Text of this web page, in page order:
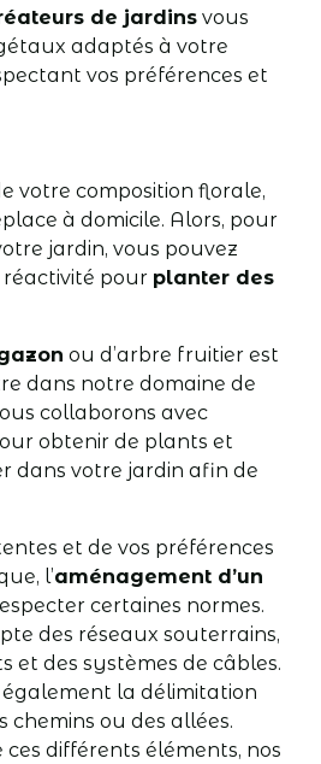
de jardinsvous
adaptés à votre
vos préférences et
votre composition florale,
à domicile. Alors, pour
jardin, vous pouvez
pour planter des
ou d’arbre fruitier est
dans notre domaine de
collaborons avec
obtenir de plants et
dans votre jardin afin de
et de vos préférences
l’aménagement d’un
certaines normes.
des réseaux souterrains,
et des systèmes de câbles.
la délimitation
chemins ou des allées.
ces différents éléments, nos